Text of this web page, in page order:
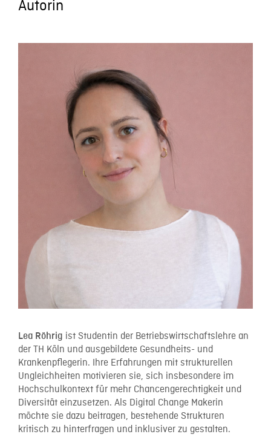
Autorin
Lea Röhrig ist Studentin der Betriebswirtschaftslehre an
der TH Köln und ausgebildete Gesundheits- und
Krankenpflegerin. Ihre Erfahrungen mit strukturellen
Ungleichheiten motivieren sie, sich insbesondere im
Hochschulkontext für mehr Chancengerechtigkeit und
Diversität einzusetzen. Als Digital Change Makerin
möchte sie dazu beitragen, bestehende Strukturen
kritisch zu hinterfragen und inklusiver zu gestalten.